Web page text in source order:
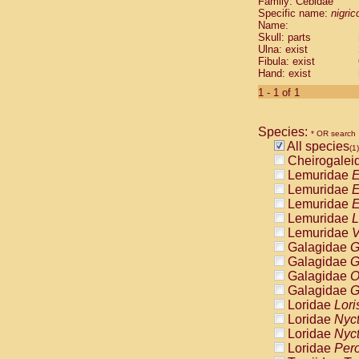
Cebidae
Cebidae
Cebidae
Cebidae
Cebidae
Cebidae
Cebidae
Cebidae
Cebidae
Cebidae
Cebidae
Cebidae
Atelidae
Atelidae
Atelidae
Atelidae
Atelidae
Atelidae
Atelidae
Atelidae
Atelidae
Atelidae
Pitheciidae
Specific name:
Name:
Skull: parts
Ulna: exist
Fibula: exist
Hand: exist
1 - 1 of 1
Species: * OR search
All species(1)
Lemuridae
Lemuridae
Lemuridae
Lemuridae
Lemuridae
Galagidae
Galagidae
Galagidae
Galagidae
Loridae
Loridae
Loridae
Loridae